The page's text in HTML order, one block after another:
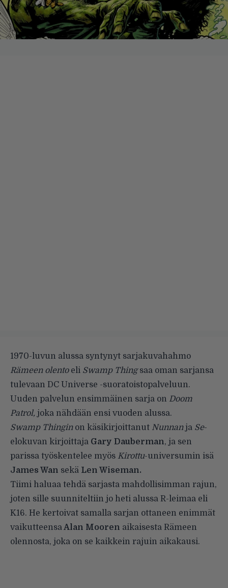
1970-luvun alussa syntynyt sarjakuvahahmo
Rämeen olentoeli Swamp Thingsaa oman sarjansa
tulevaan DC Universe -suoratoistopalveluun.
Uuden palvelun ensimmäinen sarja on Doom
Patrol, joka nähdään ensi vuoden alussa.
Swamp Thinginon käsikirjoittanut Nunnanja Se-
elokuvan kirjoittaja Gary Dauberman, ja sen
parissa työskentelee myös Kirottu-universumin isä
James Wan sekä Len Wiseman.
Tiimi haluaa tehdä sarjasta mahdollisimman rajun,
joten sille suunniteltiin jo heti alussa R-leimaa eli
K16. He kertoivat samalla sarjan ottaneen enimmät
vaikutteensaAlan Mooren aikaisesta Rämeen
olennosta, joka on se kaikkein rajuin aikakausi.